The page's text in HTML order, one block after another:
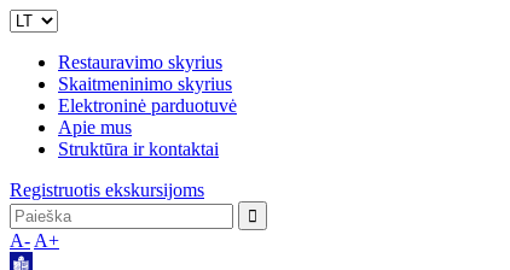
Restauravimo skyrius
Skaitmeninimo skyrius
Elektroninė parduotuvė
Apie mus
Struktūra ir kontaktai
Registruotis ekskursijoms
A- A+